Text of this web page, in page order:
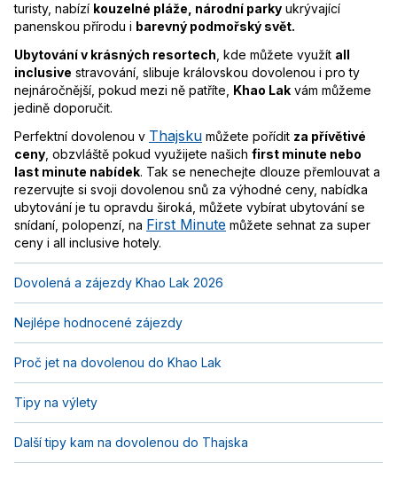
turisty, nabízí kouzelné pláže, národní parky ukrývající
panenskou přírodu i barevný podmořský svět.
Ubytování v krásných resortech , kde můžete využít all
inclusive stravování, slibuje královskou dovolenou i pro ty
nejnáročnější, pokud mezi ně patříte, Khao Lak vám můžeme
jedině doporučit.
Perfektní dovolenou v Thajsku můžete pořídit za přívětivé
ceny , obzvláště pokud využijete našich first minute nebo
last minute nabídek. Tak se nenechejte dlouze přemlouvat a
rezervujte si svoji dovolenou snů za výhodné ceny, nabídka
ubytování je tu opravdu široká, můžete vybírat ubytování se
snídaní, polopenzí, na First Minute můžete sehnat za super
ceny i all inclusive hotely.
Dovolená a zájezdy Khao Lak 2026
Nejlépe hodnocené zájezdy
Proč jet na dovolenou do Khao Lak
Tipy na výlety
Další tipy kam na dovolenou do Thajska